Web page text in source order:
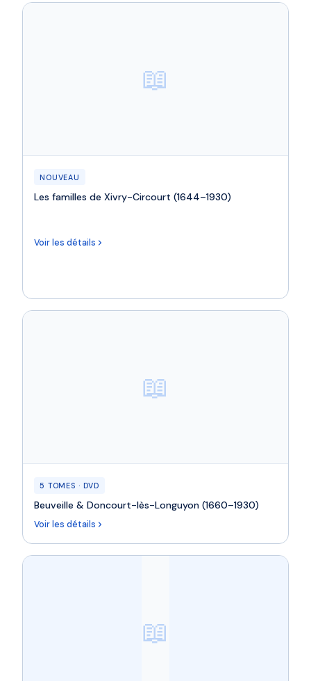
📖
NOUVEAU
Les familles de Xivry-Circourt (1644–1930)
Voir les détails
📖
5 TOMES · DVD
Beuveille & Doncourt-lès-Longuyon (1660–1930)
Voir les détails
📖